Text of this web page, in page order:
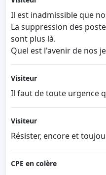
Il est inadmissible que
La suppression des
sont plus là.
Quel est l'avenir de nos
Visiteur
Il faut de toute urgence
Visiteur
Résister, encore et
CPE en colère